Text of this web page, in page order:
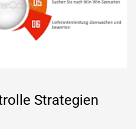
Strategien